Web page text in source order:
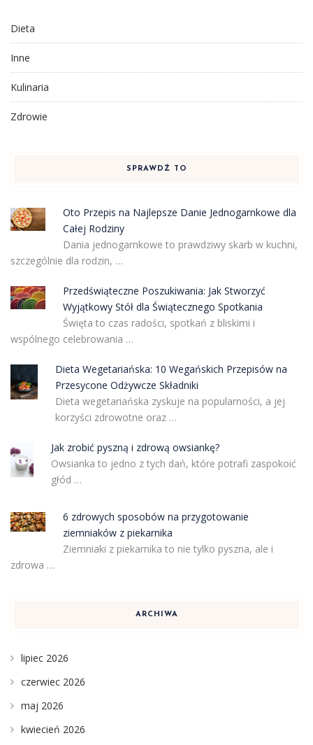
Dieta
Inne
Kulinaria
Zdrowie
SPRAWDŹ TO
Oto Przepis na Najlepsze Danie Jednogarnkowe dla
Całej Rodziny
Dania jednogarnkowe to prawdziwy skarb w kuchni,
szczególnie dla rodzin, …
Przedświąteczne Poszukiwania: Jak Stworzyć
Wyjątkowy Stół dla Świątecznego Spotkania
Święta to czas radości, spotkań z bliskimi i
wspólnego celebrowania …
Dieta Wegetariańska: 10 Wegańskich Przepisów na
Przesycone Odżywcze Składniki
Dieta wegetariańska zyskuje na popularności, a jej
korzyści zdrowotne oraz …
Jak zrobić pyszną i zdrową owsiankę?
Owsianka to jedno z tych dań, które potrafi zaspokoić
głód …
6 zdrowych sposobów na przygotowanie
ziemniaków z piekarnika
Ziemniaki z piekarnika to nie tylko pyszna, ale i
zdrowa …
ARCHIWA
lipiec 2026
czerwiec 2026
maj 2026
kwiecień 2026